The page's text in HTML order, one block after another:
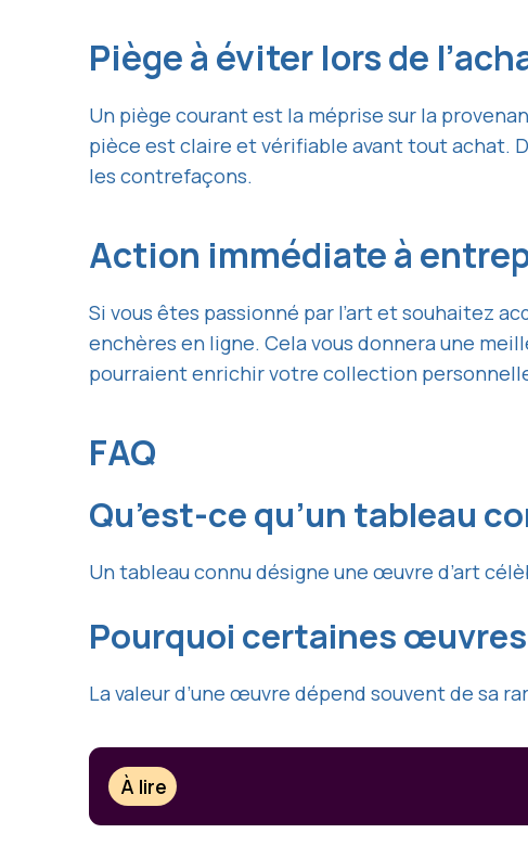
Piège à éviter lors de
Un piège courant est la méprise sur la
pièce est claire et vérifiable avant tout achat.
les contrefaçons.
Action immédiate à
Si vous êtes passionné par l’art et souhaitez
enchères en ligne. Cela vous donnera une
pourraient enrichir votre collection
FAQ
Qu’est-ce qu’un tableau
Un tableau connu désigne une œuvre d’art
Pourquoi certaines
La valeur d’une œuvre dépend souvent de sa
À lire